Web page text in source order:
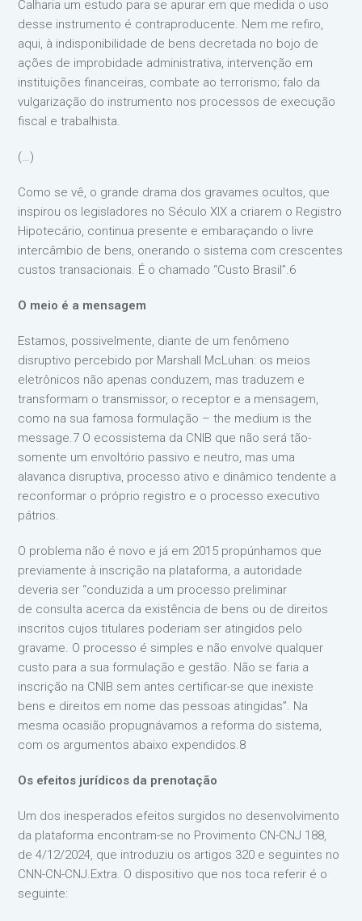
Calharia um estudo para se apurar em que medida o uso
desse instrumento é contraproducente. Nem me refiro,
aqui, à indisponibilidade de bens decretada no bojo de
ações de improbidade administrativa, intervenção em
instituições financeiras, combate ao terrorismo; falo da
vulgarização do instrumento nos processos de execução
fiscal e trabalhista.
(…)
Como se vê, o grande drama dos gravames ocultos, que
inspirou os legisladores no Século XIX a criarem o Registro
Hipotecário, continua presente e embaraçando o livre
intercâmbio de bens, onerando o sistema com crescentes
custos transacionais. É o chamado “Custo Brasil”.6
O meio é a mensagem
Estamos, possivelmente, diante de um fenômeno
disruptivo percebido por Marshall McLuhan: os meios
eletrônicos não apenas conduzem, mas traduzem e
transformam o transmissor, o receptor e a mensagem,
como na sua famosa formulação – the medium is the
message.7 O ecossistema da CNIB que não será tão-
somente um envoltório passivo e neutro, mas uma
alavanca disruptiva, processo ativo e dinâmico tendente a
reconformar o próprio registro e o processo executivo
pátrios.
O problema não é novo e já em 2015 propúnhamos que
previamente à inscrição na plataforma, a autoridade
deveria ser “conduzida a um processo preliminar
de consulta acerca da existência de bens ou de direitos
inscritos cujos titulares poderiam ser atingidos pelo
gravame. O processo é simples e não envolve qualquer
custo para a sua formulação e gestão. Não se faria a
inscrição na CNIB sem antes certificar-se que inexiste
bens e direitos em nome das pessoas atingidas”. Na
mesma ocasião propugnávamos a reforma do sistema,
com os argumentos abaixo expendidos.8
Os efeitos jurídicos da prenotação
Um dos inesperados efeitos surgidos no desenvolvimento
da plataforma encontram-se no Provimento CN-CNJ 188,
de 4/12/2024, que introduziu os artigos 320 e seguintes no
CNN-CN-CNJ.Extra. O dispositivo que nos toca referir é o
seguinte: